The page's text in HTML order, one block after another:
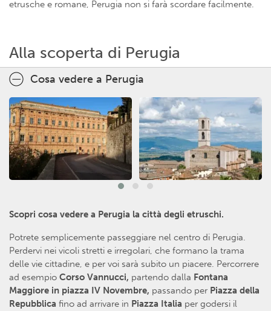
etrusche e romane, Perugia non si farà scordare facilmente.
Alla scoperta di Perugia
Cosa vedere a Perugia
Scopri cosa vedere a Perugia la città degli etruschi.
Potrete semplicemente passeggiare nel centro di Perugia.
Perdervi nei vicoli stretti e irregolari, che formano la trama
delle vie cittadine, e per voi sarà subito un piacere. Percorrere
ad esempio Corso Vannucci, partendo dalla Fontana
Maggiore in piazza IV Novembre, passando per Piazza della
Repubblica fino ad arrivare in Piazza Italia per godersi il